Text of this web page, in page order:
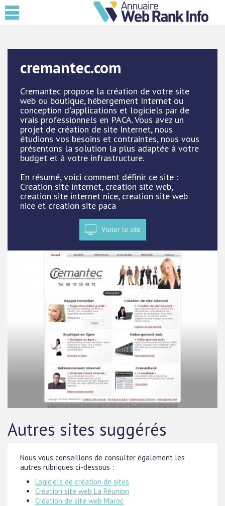
cremantec.com
Cremantec propose la création de votre site
web ou boutique, hébergement Internet ou
conception d'applications et logiciels par de
vrais professionnels en PACA. Vous avez un
projet de création de site Internet, nous
étudions vos besoins et contraintes, nous vous
présentons la solution la plus adaptée à votre
budget et à votre infrastructure.
En résumé, voici comment définir ce site :
Creation site internet, creation site web,
creation site internet nice, creation site web
nice et creation site paca
Visiter le site
Autres sites suggérés
Nous vous conseillons de consulter également les
autres rubriques ci-dessous :
Logiciels de création de sites
Création site web La Réunion
Création de site web Maroc